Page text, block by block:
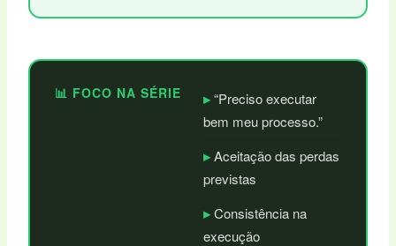
📊 FOCO NA SÉRIE
“Preciso executar
bem meu processo.”
Aceitação das perdas
previstas
Consistência na
execução